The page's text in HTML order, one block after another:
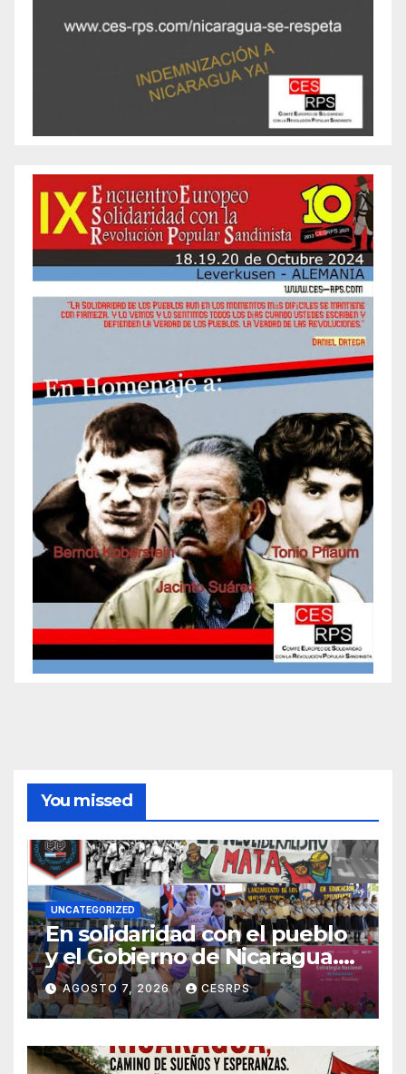
You missed
UNCATEGORIZED
En solidaridad con el pueblo
y el Gobierno de Nicaragua.
En defensa de su soberanía y
de su modelo de democracia
participa
AGOSTO 7, 2026 CESRPS